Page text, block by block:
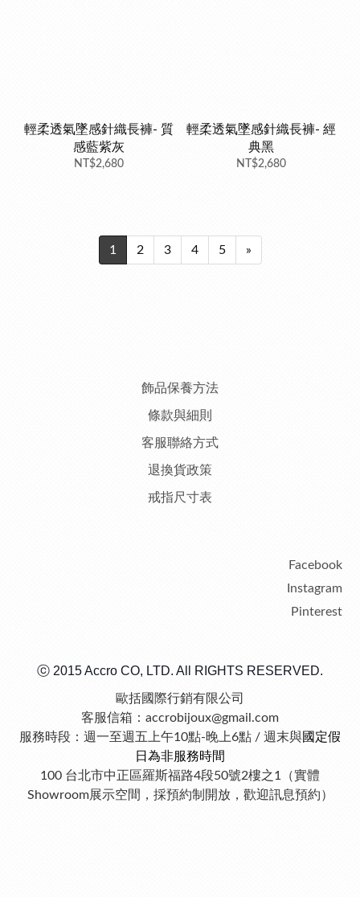
輕柔透氣墜感針織長褲- 質
感藍紫灰
NT$2,680
輕柔透氣墜感針織長褲- 經
典黑
NT$2,680
1 2 3 4 5 »
飾品保養方法
條款與細則
客服聯絡方式
退換貨政策
戒指尺寸表
Facebook
Instagram
Pinterest
ⓒ 2015 Accro CO, LTD. All RIGHTS RESERVED.
歐括國際行銷有限公司
客服信箱：accrobijoux@gmail.com
服務時段：週一至週五上午10點-晚上6點 / 週末與國定假
日為非服務時間
100 台北市中正區羅斯福路4段50號2樓之1（實體
Showroom展示空間，採預約制開放，歡迎訊息預約）